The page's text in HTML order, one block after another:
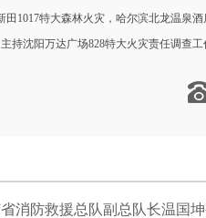
1017特大森林火灾，哈尔滨北龙温泉
持沈阳万达广场828特大火灾责任调查
消防救援总队副总队长温国